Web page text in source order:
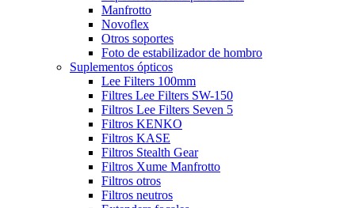
Manfrotto
Novoflex
Otros soportes
Foto de estabilizador de hombro
Suplementos ópticos
Lee Filters 100mm
Filtres Lee Filters SW-150
Filtros Lee Filters Seven 5
Filtros KENKO
Filtros KASE
Filtros Stealth Gear
Filtros Xume Manfrotto
Filtros otros
Filtros neutros